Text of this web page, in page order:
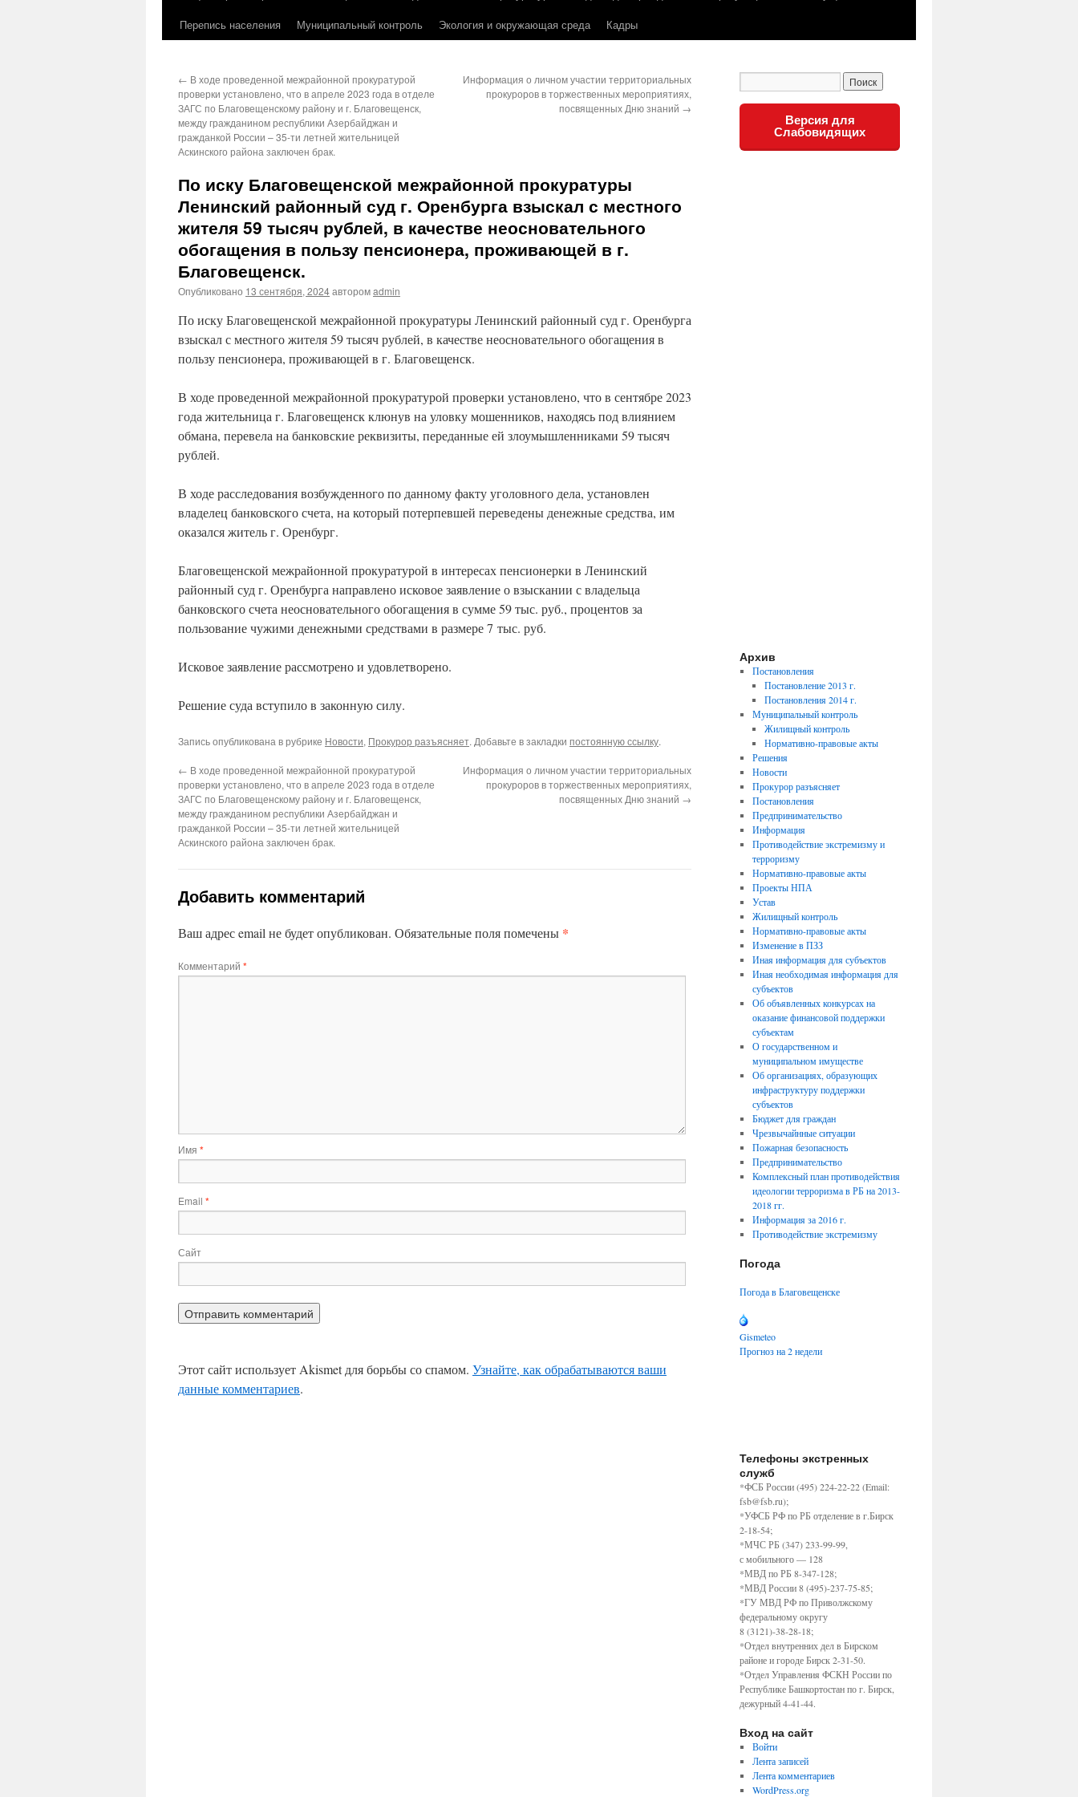
Перепись населения
Муниципальный контроль Экология и окружающая среда Кадры
← В ходе проведенной межрайонной прокуратурой
проверки установлено, что в апреле 2023 года в отделе
ЗАГС по Благовещенскому району и г. Благовещенск,
между гражданином республики Азербайджан и
гражданкой России – 35-ти летней жительницей
Аскинского района заключен брак.
Информация о личном участии территориальных
прокуроров в торжественных мероприятиях,
посвященных Дню знаний →
По иску Благовещенской межрайонной прокуратуры
Ленинский районный суд г. Оренбурга взыскал с местного
жителя 59 тысяч рублей, в качестве неосновательного
обогащения в пользу пенсионера, проживающей в г.
Благовещенск.
Опубликовано 13 сентября, 2024авторомadmin
По иску Благовещенской межрайонной прокуратуры Ленинский районный суд г. Оренбурга
взыскал с местного жителя 59 тысяч рублей, в качестве неосновательного обогащения в
пользу пенсионера, проживающей в г. Благовещенск.
В ходе проведенной межрайонной прокуратурой проверки установлено, что в сентябре 2023
года жительница г. Благовещенск клюнув на уловку мошенников, находясь под влиянием
обмана, перевела на банковские реквизиты, переданные ей злоумышленниками 59 тысяч
рублей.
В ходе расследования возбужденного по данному факту уголовного дела, установлен
владелец банковского счета, на который потерпевшей переведены денежные средства, им
оказался житель г. Оренбург.
Благовещенской межрайонной прокуратурой в интересах пенсионерки в Ленинский
районный суд г. Оренбурга направлено исковое заявление о взыскании с владельца
банковского счета неосновательного обогащения в сумме 59 тыс. руб., процентов за
пользование чужими денежными средствами в размере 7 тыс. руб.
Исковое заявление рассмотрено и удовлетворено.
Решение суда вступило в законную силу.
Запись опубликована в рубрике Новости, Прокурор разъясняет. Добавьте в закладки постоянную ссылку.
← В ходе проведенной межрайонной прокуратурой
проверки установлено, что в апреле 2023 года в отделе
ЗАГС по Благовещенскому району и г. Благовещенск,
между гражданином республики Азербайджан и
гражданкой России – 35-ти летней жительницей
Аскинского района заключен брак.
Информация о личном участии территориальных
прокуроров в торжественных мероприятиях,
посвященных Дню знаний →
Добавить комментарий
Ваш адрес email не будет опубликован. Обязательные поля помечены *
Комментарий *
Имя *
Email *
Сайт
Этот сайт использует Akismet для борьбы со спамом. Узнайте, как обрабатываются ваши
данные комментариев.
Версия для
Слабовидящих
Архив
Постановления
Постановление 2013 г.
Постановления 2014 г.
Муниципальный контроль
Жилищный контроль
Нормативно-правовые акты
Решения
Новости
Прокурор разъясняет
Постановления
Предпринимательство
Информация
Противодействие экстремизму и
терроризму
Нормативно-правовые акты
Проекты НПА
Устав
Жилищный контроль
Нормативно-правовые акты
Изменение в ПЗЗ
Иная информация для субъектов
Иная необходимая информация для
субъектов
Об объявленных конкурсах на
оказание финансовой поддержки
субъектам
О государственном и
муниципальном имуществе
Об организациях, образующих
инфраструктуру поддержки
субъектов
Бюджет для граждан
Чрезвычайнные ситуации
Пожарная безопасность
Предпринимательство
Комплексный план противодействия
идеологии терроризма в РБ на 2013-
2018 гг.
Информация за 2016 г.
Противодействие экстремизму
Погода
Погода в Благовещенске
Gismeteo
Прогноз на 2 недели
Телефоны экстренных
служб
*ФСБ России (495) 224-22-22 (Email:
fsb@fsb.ru);
*УФСБ РФ по РБ отделение в г.Бирск
2-18-54;
*МЧС РБ (347) 233-99-99,
с мобильного — 128
*МВД по РБ 8-347-128;
*МВД России 8 (495)-237-75-85;
*ГУ МВД РФ по Приволжскому
федеральному округу
8 (3121)-38-28-18;
*Отдел внутренних дел в Бирском
районе и городе Бирск 2-31-50.
*Отдел Управления ФСКН России по
Республике Башкортостан по г. Бирск,
дежурный 4-41-44.
Вход на сайт
Войти
Лента записей
Лента комментариев
WordPress.org